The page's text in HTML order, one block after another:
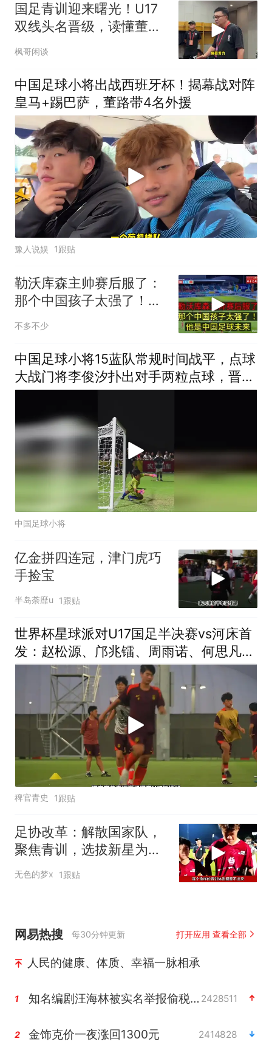
国足青训迎来曙光！U17
双线头名晋级，读懂董路
真正的青训价值
枫哥闲谈
中国足球小将出战西班牙杯！揭幕战对阵
皇马+踢巴萨，董路带4名外援
豫人说娱 1跟贴
勒沃库森主帅赛后服了：
那个中国孩子太强了！他
是中国足球未来
不多不少
中国足球小将15蓝队常规时间战平，点球
大战门将李俊汐扑出对手两粒点球，晋级
16强
中国足球小将
亿金拼四连冠，津门虎巧
手捡宝
半岛荼靡u 1跟贴
世界杯星球派对U17国足半决赛vs河床首
发：赵松源、邝兆镭、周雨诺、何思凡先
发！U17国足vs河床
稗官青史 1跟贴
足协改革：解散国家队，
聚焦青训，选拔新星为国
争光
无色的梦x 1跟贴
网易热搜 每30分钟更新 打开应用 查看全部
人民的健康、体质、幸福一脉相承
1 知名编剧汪海林被实名举报偷税漏税 2428511
2 金饰克价一夜涨回1300元 2414828